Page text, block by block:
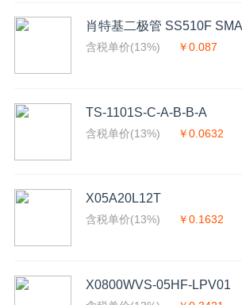
肖特基二极管 SS510F
含税单价(13%) ￥0.087
TS-1101S-C-A-B-B-A
含税单价(13%) ￥0.0632
X05A20L12T
含税单价(13%) ￥0.1632
X0800WVS-05HF-LPV01